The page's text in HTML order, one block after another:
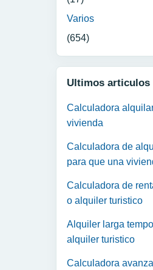
Varios
(654)
Ultimos articulos
Calculadora
vivienda
Calculadora de
para que una
Calculadora de
o alquiler turistico
Alquiler larga
alquiler turistico
Calculadora